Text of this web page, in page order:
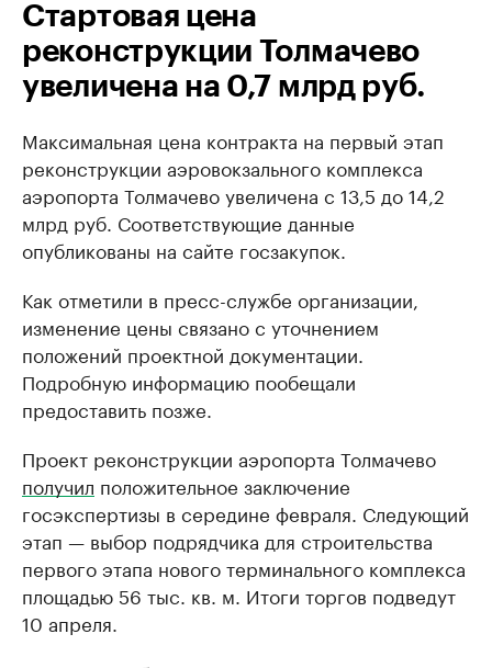
Стартовая цена
реконструкции Толмачево
увеличена на 0,7 млрд руб.
Максимальная цена контракта на первый этап
реконструкции аэровокзального комплекса
аэропорта Толмачево увеличена с 13,5 до 14,2
млрд руб. Соответствующие данные
опубликованы на сайте госзакупок.
Как отметили в пресс-службе организации,
изменение цены связано с уточнением
положений проектной документации.
Подробную информацию пообещали
предоставить позже.
Проект реконструкции аэропорта Толмачево
получил положительное заключение
госэкспертизы в середине февраля. Следующий
этап — выбор подрядчика для строительства
первого этапа нового терминального комплекса
площадью 56 тыс. кв. м. Итоги торгов подведут
10 апреля.